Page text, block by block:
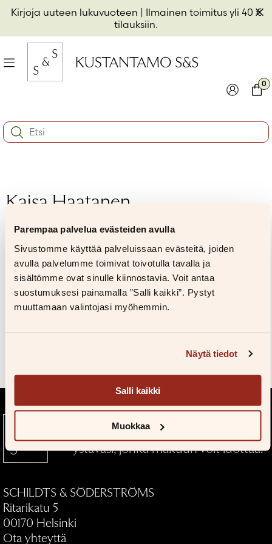
Parempaa palvelua evästeiden avulla
Sivustomme käyttää palveluissaan evästeitä, joiden
avulla palvelumme toimivat toivotulla tavalla ja
sisältömme ovat sinulle kiinnostavia. Voit antaa
suostumuksesi painamalla ”Salli kaikki”. Pystyt
muuttamaan valintojasi myöhemmin.
Näytä tiedot
Salli kaikki
Muokkaa
Kirjoja uuteen lukuvuoteen | Ilmainen toimitus yli 40 €
tilauksiin.
Hyppää
sisältöön
Valikko
Muista minut
Kirjaudu sisään
Salasana unohtunut?
Eikö sinulla ole tiliä?
Luo uusi tili
0
Search:
Kaisa Haatanen
Kuvapankkiin
Kustantamo S&S — Kirjallinen
ystäväsi, jonka makuun voit luottaa.
SCHILDTS & SÖDERSTRÖMS
Ritarikatu 5
00170 Helsinki
Ota yhteyttä